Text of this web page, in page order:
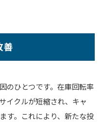
善
のひとつです。在庫回転率
イクルが短縮され、キャ
す。これにより、新たな投